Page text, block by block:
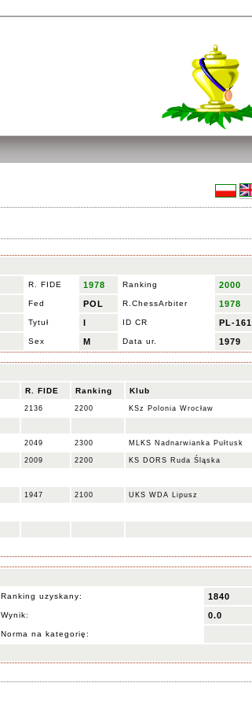
R. FIDE 1978 Ranking 2000
Fed POL R.ChessArbiter 1978
Tytuł I ID CR PL-161
Sex M Data ur. 1979
R. FIDE Ranking Klub
2136 2200 KSz Polonia Wrocław
2049 2300 MLKS Nadnarwianka Pułtusk
2009 2200 KS DORS Ruda Śląska
1947 2100 UKS WDA Lipusz
Ranking uzyskany: 1840
Wynik: 0.0
Norma na kategorię: